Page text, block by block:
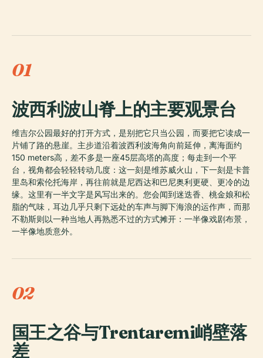
01
波西利波山脊上的主要观景台
维吉尔公园最好的打开方式，是别把它只当公园，而要把它读成一
片铺了路的悬崖。主步道沿着波西利波海角向前延伸，离海面约
150 meters高，差不多是一座45层高塔的高度；每走到一个平
台，视角都会轻轻转动几度：这一刻是维苏威火山，下一刻是卡普
里岛和索伦托海岸，再往前就是尼西达和巴尼奥利更硬、更冷的边
缘。这里有一半文字是风写出来的。您会闻到迷迭香、桃金娘和松
脂的气味，耳边几乎只剩下远处的车声与脚下海浪的运作声，而那
不勒斯则以一种当地人再熟悉不过的方式摊开：一半像戏剧布景，
一半像地质意外。
02
国王之谷与Trentaremi峭壁落
差